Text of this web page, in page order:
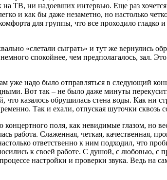
ТВ, ни надоевших интервью. Еще раз хочется
и как бы даже незаметно, но настолько
для группы, что все проходило гладко
«слетали сыграть» и тут же вернулись
спокойнее, чем предполагалось, зал.
уже надо было отправляться в следующий
Вот так – не было даже минуты
казалось обрушилась стена воды. Как ни
Так и ехали, отпуская шуточки сквозь
концертного поля, как невидимые глазом, но
работа. Слаженная, четкая, качественная,
ответственно к ним подходил, что
к своей работе. С душой, с любовью, с
настройки и проверки звука. Ведь на